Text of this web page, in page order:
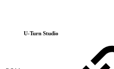
U-Turn Studio